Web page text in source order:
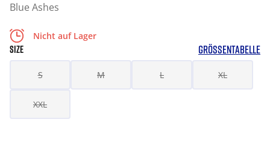
Blue Ashes
Nicht auf Lager
SIZE GRÖSSENTABELLE
S M L XL
XXL